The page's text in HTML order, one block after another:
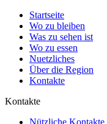
Startseite
Wo zu bleiben
Was zu sehen ist
Wo zu essen
Nuetzliches
Über die Region
Kontakte
Kontakte
Nützliche Kontakte